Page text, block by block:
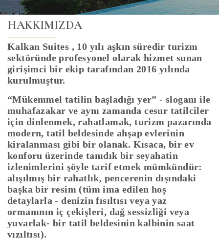
HAKKIMIZDA
Kalkan Suites , 10 yılı aşkın süredir turizm
sektöründe profesyonel olarak hizmet sunan
girişimci bir ekip tarafından 2016 yılında
kurulmuştur.
“Mükemmel tatilin başladığı yer” - sloganı ile
muhafazakar ve aynı zamanda cesur tatilciler
için dinlenmek, rahatlamak, turizm pazarında
modern, tatil beldesinde ahşap evlerinin
kiralanması gibi bir olanak. Kısaca, bir ev
konforu üzerinde tanıdık bir seyahatin
izlenimlerini şöyle tarif etmek mümkündür:
alışılmış bir rahatlık, pencerenin dışındaki
başka bir resim (tüm ima edilen hoş
detaylarla - denizin fısıltısı veya yaz
ormanının iç çekişleri, dağ sessizliği veya
yuvarlak- bir tatil beldesinin kalbinin saat
vızıltısı).